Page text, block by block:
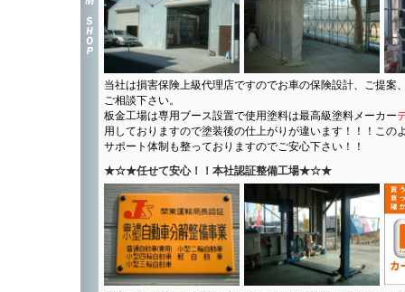
当社は損害保険上級代理店ですのでお車の保険設計、ご提案
ご相談下さい。
板金工場は専用ブース設置で使用塗料は最高級塗料メーカー
用しておりますので塗装後の仕上がりが違います！！！この
サポート体制も整っておりますのでご安心下さい！！
★☆★任せて安心！！本社認証整備工場★☆★